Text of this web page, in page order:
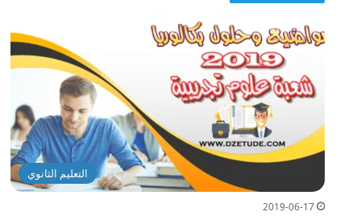
التعليم الثانوي
2019-06-17